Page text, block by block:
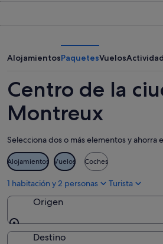
esta
9
ago
10
Montreux
mañana
por
noche,
ago
-
11
ago
ciudad
Montreux
para
el
próximo
de
semana,
14
ago
ago
AlojamientosPaquetesVuelos
Centro de la
Montreux
Selecciona dos o más elementos y ahorra
Alojamientos Vuelos Coches
1 habitación y 2 personas Turista
Origen
Origen
Destino